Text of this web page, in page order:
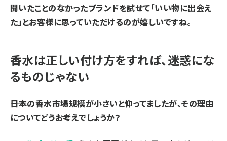
聞いたことのなかったブランドを試せて「いい物に出会え
た」とお客様に思っていただけるのが嬉しいですね。
香水は正しい付け方をすれば、迷惑にな
るものじゃない
――日本の香水市場規模が小さいと仰ってましたが、その理由
についてどうお考えでしょうか？